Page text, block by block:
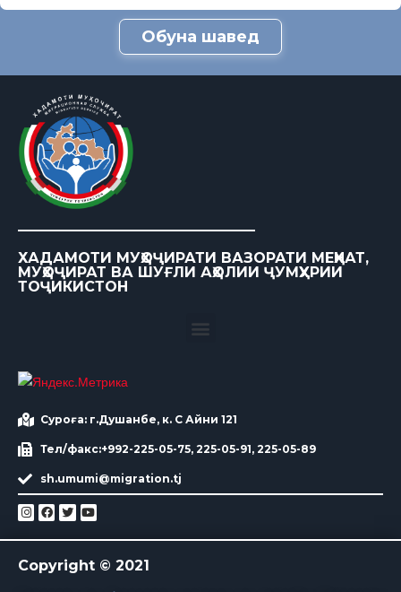
Обуна шавед
ХАДАМОТИ МУҲОҶИРАТИ ВАЗОРАТИ МЕҲНАТ,
МУҲОҶИРАТ ВА ШУҒЛИ АҲОЛИИ ҶУМҲУРИИ
ТОҶИКИСТОН
Суроға: г.Душанбе, к. С Айни 121
Тел/факс:+992-225-05-75, 225-05-91, 225-05-89
sh.umumi@migration.tj
Copyright © 2021